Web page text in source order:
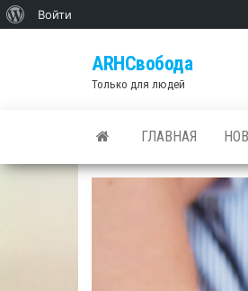
Войти
ARHСвобода
Только для людей
ГЛАВНАЯ